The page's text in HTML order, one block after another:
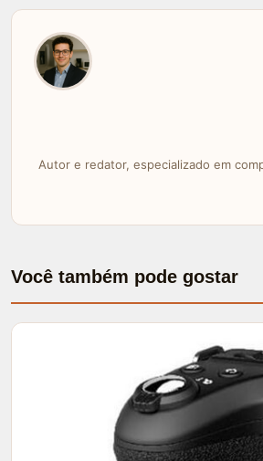
Autor e redator, especializado em
Você também pode gostar